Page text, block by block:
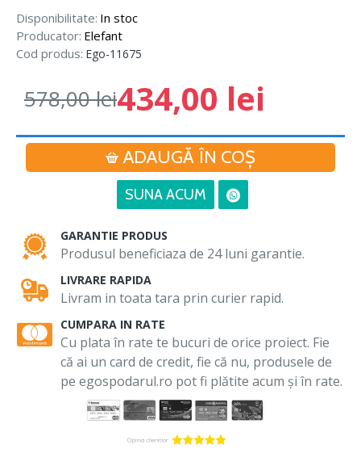
Disponibilitate: In stoc
Producator: Elefant
Cod produs: Ego-11675
434,00 lei
578,00 lei
ADAUGĂ ÎN COŞ
SUNA ACUM
GARANTIE PRODUS
Produsul beneficiaza de 24 luni garantie.
LIVRARE RAPIDA
Livram in toata tara prin curier rapid.
CUMPARA IN RATE
Cu plata în rate te bucuri de orice proiect. Fie
că ai un card de credit, fie că nu, produsele de
pe egospodarul.ro pot fi plătite acum și în rate.